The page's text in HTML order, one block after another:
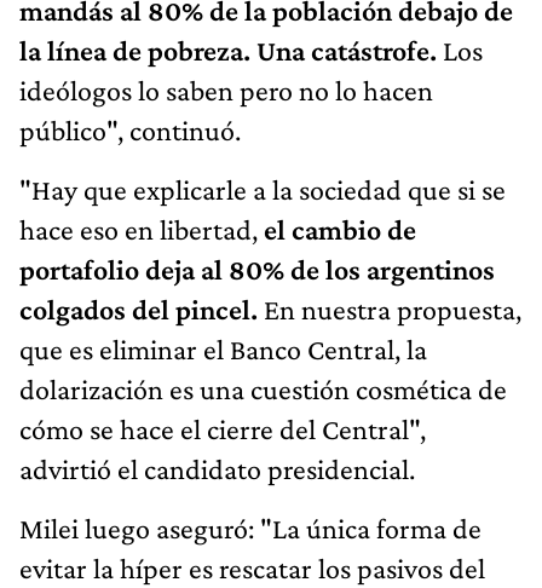
mandás al 80% de la población debajo de
la línea de pobreza. Una catástrofe. Los
ideólogos lo saben pero no lo hacen
público", continuó.
"Hay que explicarle a la sociedad que si se
hace eso en libertad, el cambio de
portafolio deja al 80% de los argentinos
colgados del pincel. En nuestra propuesta,
que es eliminar el Banco Central, la
dolarización es una cuestión cosmética de
cómo se hace el cierre del Central",
advirtió el candidato presidencial.
Milei luego aseguró: "La única forma de
evitar la híper es rescatar los pasivos del